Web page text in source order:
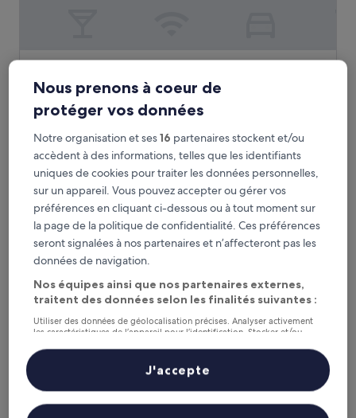
Hébergement
4.0 étoiles
District de Hanyang, à 2,2 km de : Station Lanjiang Road
sur
10,
Excellent,
(135 avis)
Le
nouveau
prix
de
49 €
49 €
taxes et frais compris
16 août - 17 août
3. AMIX Hotel
AMIX Hotel
AMIX Hotel
Nous prenons à coeur de
protéger vos données
Notre organisation et ses16 partenaires stockent et/ou
accèdent à des informations, telles que les identifiants
uniques de cookies pour traiter les données personnelles,
sur un appareil. Vous pouvez accepter ou gérer vos
préférences en cliquant ci-dessous ou à tout moment sur
la page de la politique de confidentialité. Ces préférences
seront signalées à nos partenaires et n’affecteront pas les
données de navigation.
Nos équipes ainsi que nos partenaires externes,
traitent des données selon les finalités suivantes :
Utiliser des données de géolocalisation précises. Analyser activement
les caractéristiques de l’appareil pour l’identification. Stocker et/ou
personnalisés, mesure de performance des publicités et du contenu,
études d’audience et développement de services.
Liste de nos partenaires (fournisseurs)
J'accepte